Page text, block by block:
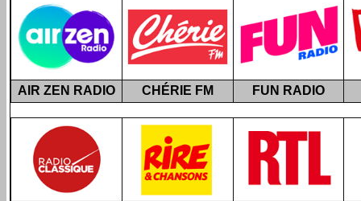
AIR ZEN RADIO CHÉRIE FM FUN RADIO